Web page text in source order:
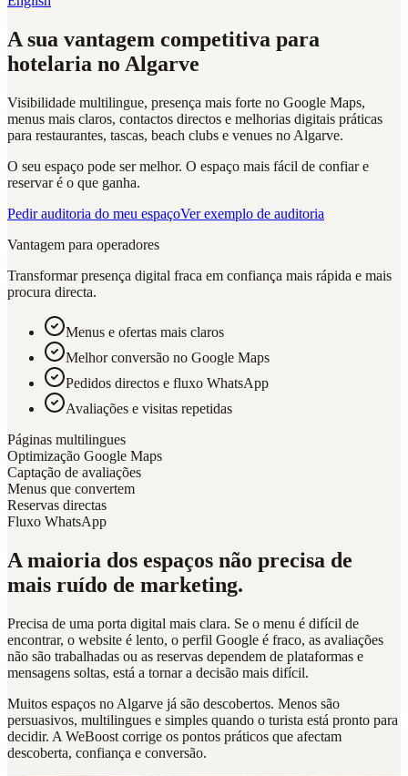
A sua vantagem competitiva para
hotelaria no Algarve
Visibilidade multilingue, presença mais forte no Google Maps,
menus mais claros, contactos directos e melhorias digitais práticas
para restaurantes, tascas, beach clubs e venues no Algarve.
O seu espaço pode ser melhor. O espaço mais fácil de confiar e
reservar é o que ganha.
Pedir auditoria do meu espaçoVer exemplo de auditoria
Vantagem para operadores
Transformar presença digital fraca em confiança mais rápida e mais
procura directa.
Menus e ofertas mais claros
Melhor conversão no Google Maps
Pedidos directos e fluxo WhatsApp
Avaliações e visitas repetidas
Páginas multilingues
Optimização Google Maps
Captação de avaliações
Menus que convertem
Reservas directas
Fluxo WhatsApp
A maioria dos espaços não precisa de
mais ruído de marketing.
Precisa de uma porta digital mais clara. Se o menu é difícil de
encontrar, o website é lento, o perfil Google é fraco, as avaliações
não são trabalhadas ou as reservas dependem de plataformas e
mensagens soltas, está a tornar a decisão mais difícil.
Muitos espaços no Algarve já são descobertos. Menos são
persuasivos, multilingues e simples quando o turista está pronto para
decidir. A WeBoost corrige os pontos práticos que afectam
descoberta, confiança e conversão.